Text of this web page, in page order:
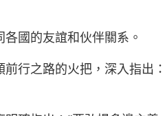
國的友誼和伙伴關系。
行之路的火把，深入指出